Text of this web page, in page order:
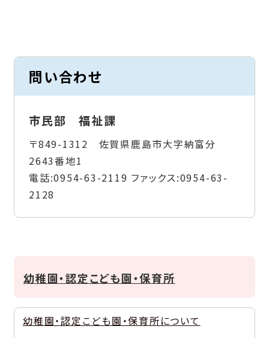
問い合わせ
市民部 福祉課
〒849-1312 佐賀県鹿島市大字納富分
2643番地1
電話:0954-63-2119 ファックス:0954-63-
2128
幼稚園・認定こども園・保育所
幼稚園・認定こども園・保育所について